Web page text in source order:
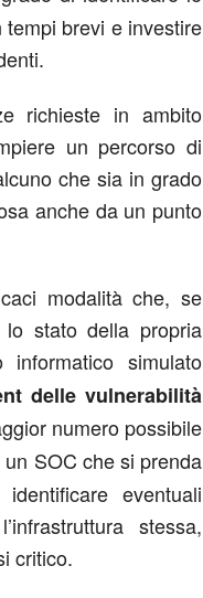
brevi e investire
richieste in ambito
un percorso di
che sia in grado
anche da un punto
modalità che, se
stato della propria
informatico simulato
delle vulnerabilità
numero possibile
SOC che si prenda
eventuali
stessa,
critico.